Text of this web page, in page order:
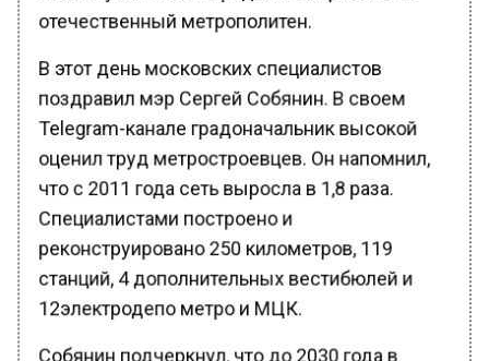
отечественный метрополитен.
В этот день московских специалистов
поздравил мэр Сергей Собянин. В своем
Telegram-канале градоначальник высокой
оценил труд метростроевцев. Он напомнил,
что с 2011 года сеть выросла в 1,8 раза.
Специалистами построено и
реконструировано 250 километров, 119
станций, 4 дополнительных вестибюлей и
12электродепо метро и МЦК.
Собянин подчеркнул, что до 2030 года в